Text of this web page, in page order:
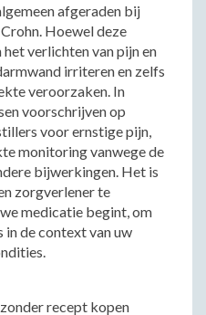
afgeraden bij
Hoewel deze
verlichten van pijn en
irriteren en zelfs
veroorzaken. In
voorschrijven op
voor ernstige pijn,
monitoring vanwege de
bijwerkingen. Het is
zorgverlener te
medicatie begint, om
in de context van uw